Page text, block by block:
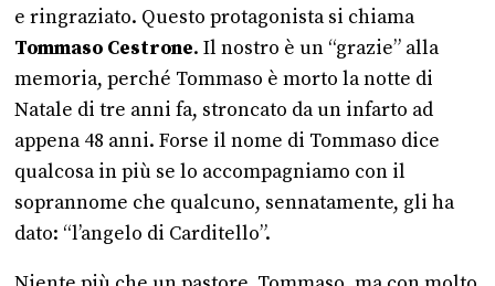
e ringraziato. Questo protagonista si chiama
Tommaso Cestrone. Il nostro è un “grazie” alla
memoria, perché Tommaso è morto la notte di
Natale di tre anni fa, stroncato da un infarto ad
appena 48 anni. Forse il nome di Tommaso dice
qualcosa in più se lo accompagniamo con il
soprannome che qualcuno, sennatamente, gli ha
dato: “l’angelo di Carditello”.